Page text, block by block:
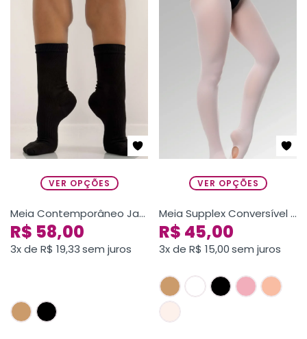
VER OPÇÕES
Meia Contemporâneo Jazz
R$ 58,00
3x de R$ 19,33sem juros
VER OPÇÕES
Meia Supplex Conversível Infantil
R$ 45,00
3x de R$ 15,00sem juros